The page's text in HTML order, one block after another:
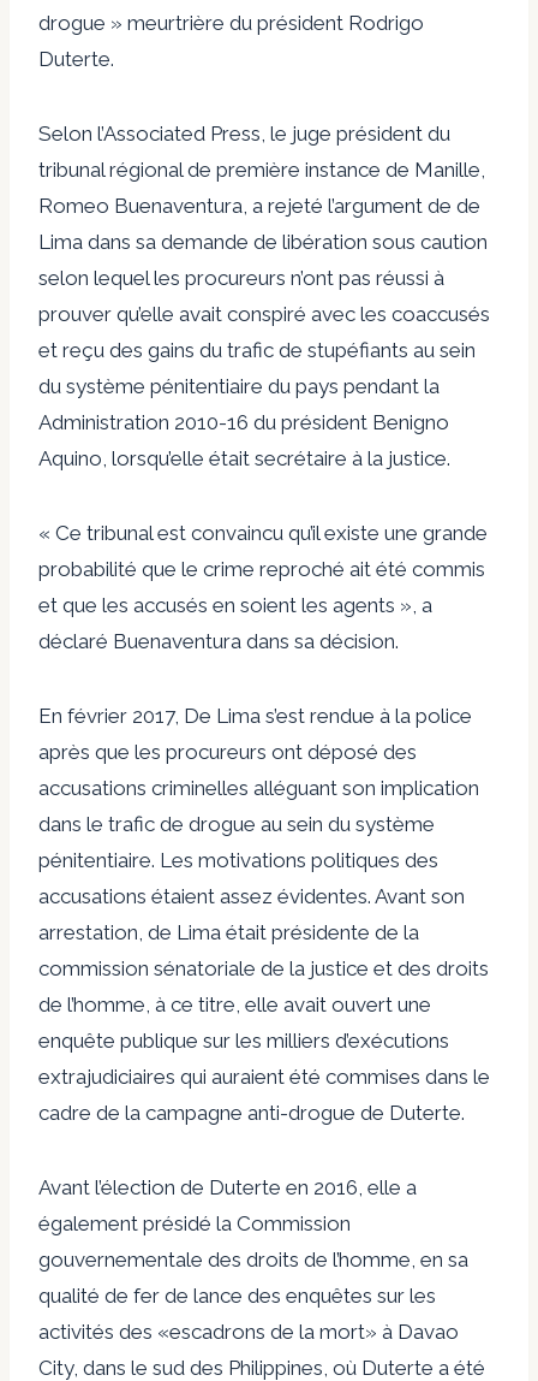
drogue » meurtrière du président Rodrigo
Duterte.
Selon l’Associated Press, le juge président du
tribunal régional de première instance de Manille,
Romeo Buenaventura, a rejeté l’argument de de
Lima dans sa demande de libération sous caution
selon lequel les procureurs n’ont pas réussi à
prouver qu’elle avait conspiré avec les coaccusés
et reçu des gains du trafic de stupéfiants au sein
du système pénitentiaire du pays pendant la
Administration 2010-16 du président Benigno
Aquino, lorsqu’elle était secrétaire à la justice.
« Ce tribunal est convaincu qu’il existe une grande
probabilité que le crime reproché ait été commis
et que les accusés en soient les agents », a
déclaré Buenaventura dans sa décision.
En février 2017, De Lima s’est rendue à la police
après que les procureurs ont déposé des
accusations criminelles alléguant son implication
dans le trafic de drogue au sein du système
pénitentiaire. Les motivations politiques des
accusations étaient assez évidentes. Avant son
arrestation, de Lima était présidente de la
commission sénatoriale de la justice et des droits
de l’homme, à ce titre, elle avait ouvert une
enquête publique sur les milliers d’exécutions
extrajudiciaires qui auraient été commises dans le
cadre de la campagne anti-drogue de Duterte.
Avant l’élection de Duterte en 2016, elle a
également présidé la Commission
gouvernementale des droits de l’homme, en sa
qualité de fer de lance des enquêtes sur les
activités des «escadrons de la mort» à Davao
City, dans le sud des Philippines, où Duterte a été